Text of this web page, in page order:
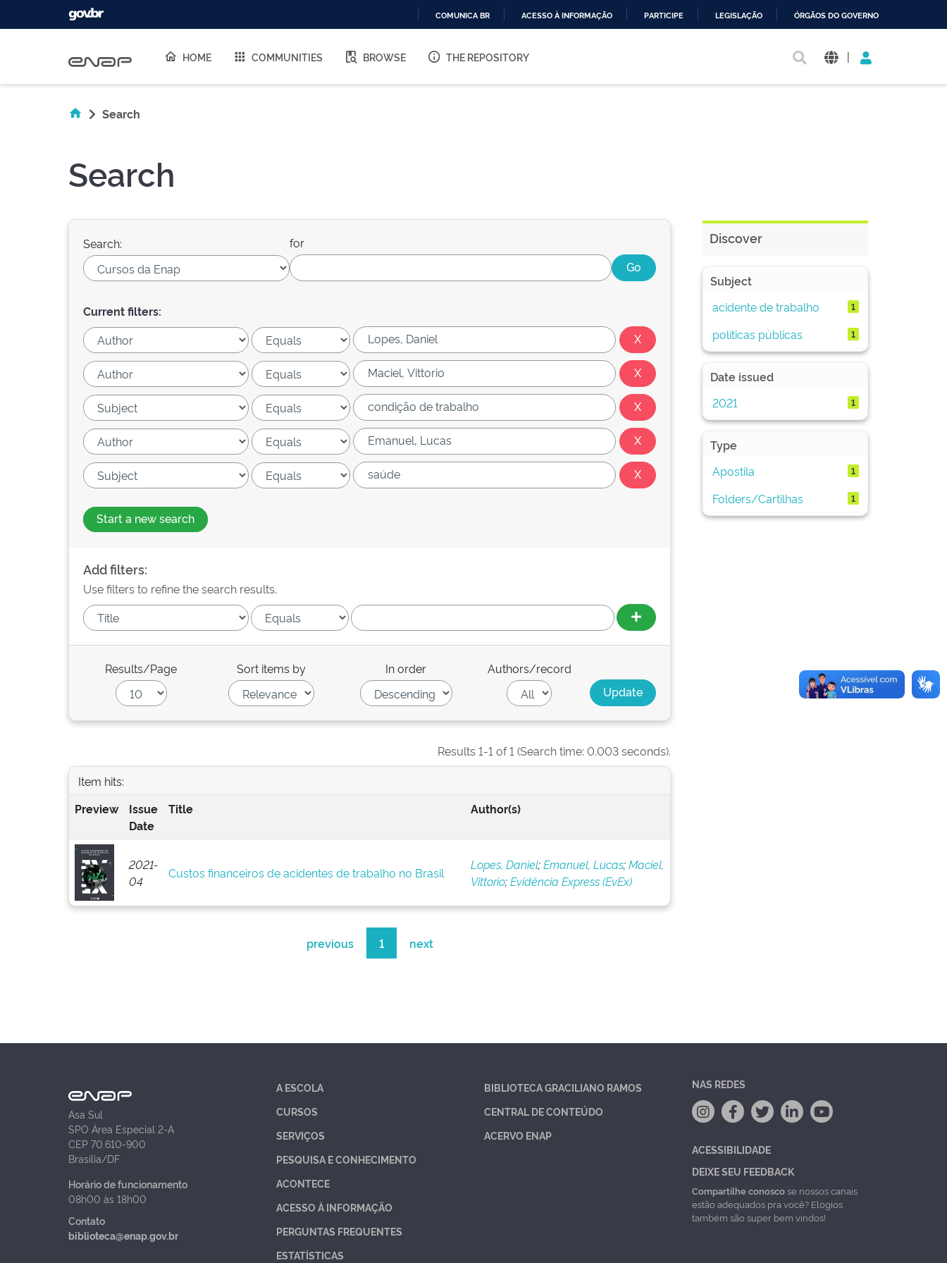
O
COMUNICA BR ACESSO À INFORMAÇÃO PARTICIPE LEGISLAÇÃO ÓRGÃOS DO GOVERNO
HOME COMMUNITIES BROWSE THE REPOSITORY |
Search
Search
Search: for
Current filters:
Start a new search
Add filters:
Use filters to refine the search results.
Results/Page Sort items by In order Authors/record
Results 1-1 of 1 (Search time: 0.003 seconds).
Item hits:
Preview
Issue
Date
Title Author(s)
2021-
04
Custos financeiros de acidentes de trabalho no Brasil
Lopes, Daniel;Emanuel, Lucas;Maciel,
Vittorio;Evidência Express (EvEx)
previous 1 next
Discover
Subject
acidente de trabalho
1
políticas públicas 1
Date issued
2021
1
Type
Apostila
1
Folders/Cartilhas 1
Asa Sul
SPO Área Especial 2-A
CEP 70.610-900
Brasília/DF
Horário de funcionamento
08h00 às 18h00
Contato
biblioteca@enap.gov.br
A ESCOLA
CURSOS
SERVIÇOS
PESQUISA E CONHECIMENTO
ACONTECE
ACESSO À INFORMAÇÃO
PERGUNTAS FREQUENTES
ESTATÍSTICAS
BIBLIOTECA GRACILIANO RAMOS
CENTRAL DE CONTEÚDO
ACERVO ENAP
NAS REDES
ACESSIBILIDADE
DEIXE SEU FEEDBACK
Compartilhe conoscose nossos canais
estão adequados pra você? Elogios
também são super bem vindos!